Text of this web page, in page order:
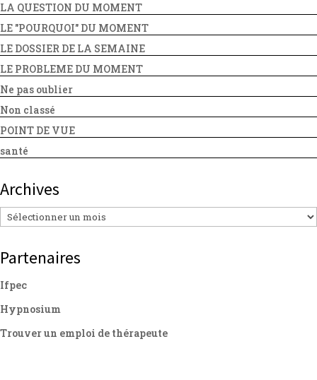
LA QUESTION DU MOMENT
LE "POURQUOI" DU MOMENT
LE DOSSIER DE LA SEMAINE
LE PROBLEME DU MOMENT
Ne pas oublier
Non classé
POINT DE VUE
santé
Archives
Archives
Partenaires
Ifpec
Hypnosium
Trouver un emploi de thérapeute